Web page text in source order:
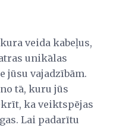
veida kabeļus,
unikālas
jūsu vajadzībām.
tā, kuru jūs
ka veiktspējas
Lai padarītu